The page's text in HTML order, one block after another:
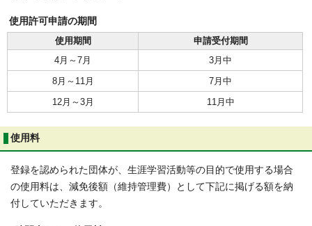
使用許可申請の期間
使用期間
申請受付期間
4月～7月
3月中
8月～11月
7月中
12月～3月
11月中
使用料
登録を認められた団体が、生涯学習活動等の目的で使用する場合
の使用料は、減免後額（維持管理費）として下記に掲げる額を納
付していただきます。